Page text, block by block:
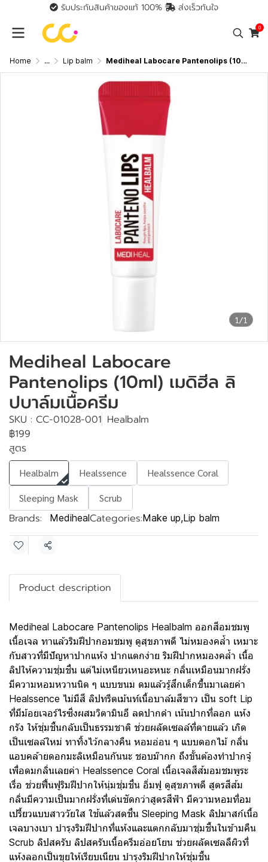
รับประกันสินค้าของแท้ 100% ส่งเร็วทันใจ
0
Home ... Lip balm Mediheal Labocare Pantenolips (10ml) เมดิฮีล ลิปบาล์มเนื้อครีม
1/1
Mediheal Labocare
Pantenolips (10ml) เมดิฮีล ลิ
ปบาล์มเนื้อครีม
SKU : CC-01028-001 Healbalm
฿199
สูตร
Healbalm Healssence
Healssence Coral
Sleeping Mask
Scrub
Brands: MedihealCategories:Make up,Lip balm
Share
Product description
Mediheal Labocare Pantenolips Healbalm ออกสีอมชมพู
เนื้อเจล ทาแล้วริมฝีปากอมชมพู ดูสุขภาพดี ไม่หมองคล้ำ เหมาะ
กับสาวที่มีปัญหาปากแห้ง ปากแตกง่าย ริมฝีปากหมองคล้ำ เนื้อ
ลิปให้ความชุ่มชื่น แต่ไม่เหนียวเหนอะหนะ กลิ่นเหมือนมากฝรั่ง
มีความหอมหวานนิด ๆ แบบขนม ดมแล้วรู้สึกเด็กขึ้นมาเลยค่า
Healssence ไม่มีสี ลิปทรีตเม้นท์เนื้อบาล์มสีขาว เป็น soft Lip
ที่มีม้อยเจอร์ไรซิ่งผสมวิตามินอี ลดปากดำ เน้นปากที่ลอก แห้ง
กรัง ให้ชุ่มชื้นกลับเป็นธรรมชาติ ช่วยผลัดเซลล์ที่ตายแล้ว เกิด
เป็นเซลล์ใหม่ ทาทิ้งไว้กลางคืน หอมอ่อน ๆ แบบดอกไม้ กลิ่น
แอบคล้ายดอกมะลิเหมือนกันนะ ชอบม๊ากก ถึงขั้นต้องทำปากจู๋
เพื่อดมกลิ่นเลยค่า Healssence Coral เนื้อเจลสีส้มอมชมพูระ
เรื่อ ช่วยฟื้นฟูริมฝีปากให้นุ่มชุ่มชื่น อิ่มฟู ดูสุขภาพดี สูตรสีส้ม
กลิ่นมีความเป็นมากฝรั่งที่เด่นชัดกว่าสูตรสีฟ้า มีความหอมที่อม
เปรี้ยวแบบสาววัยใส ใช้แล้วสดชื่น Sleeping Mask ลิปมาสก์เนื้อ
เจลบางเบา บำรุงริมฝีปากที่แห้งและแตกกลับมาชุ่มชื้นในข้ามคืน
Scrub ลิปสครับ ลิปสครับเนื้อครีมอ่อยโยน ช่วยผลัดเซลลืผิวที่
แห้งลอกเป็นขุยให้เรียบเนียน บำรุงริมฝีปากให้ชุ่มชื้น